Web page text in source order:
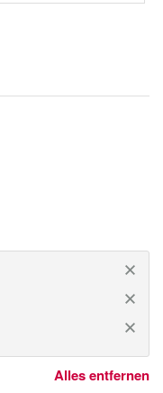
Alles entfernen